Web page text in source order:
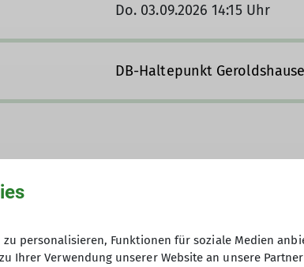
Do. 03.09.2026 14:15 Uhr
DB-Haltepunkt
personalisieren, Funktionen für soziale Medien
Ihrer Verwendung unserer Website an unsere